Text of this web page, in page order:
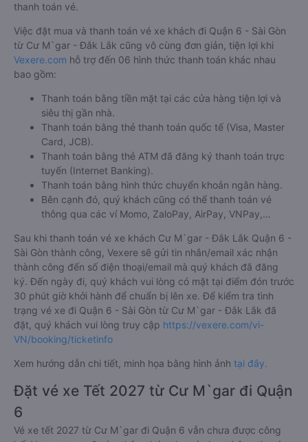
thanh toán vé.
Việc đặt mua và thanh toán vé xe khách đi Quận 6 - Sài Gòn
từ Cư M`gar - Đắk Lắk cũng vô cùng đơn giản, tiện lợi khi
Vexere.com hỗ trợ đến 06 hình thức thanh toán khác nhau
bao gồm:
Thanh toán bằng tiền mặt tại các cửa hàng tiện lợi và
siêu thị gần nhà.
Thanh toán bằng thẻ thanh toán quốc tế (Visa, Master
Card, JCB).
Thanh toán bằng thẻ ATM đã đăng ký thanh toán trực
tuyến (Internet Banking).
Thanh toán bằng hình thức chuyển khoản ngân hàng.
Bên cạnh đó, quý khách cũng có thể thanh toán vé
thông qua các ví Momo, ZaloPay, AirPay, VNPay,…
Sau khi thanh toán vé xe khách Cư M`gar - Đắk Lắk Quận 6 -
Sài Gòn thành công, Vexere sẽ gửi tin nhắn/email xác nhận
thành công đến số điện thoại/email mà quý khách đã đăng
ký. Đến ngày đi, quý khách vui lòng có mặt tại điểm đón trước
30 phút giờ khởi hành để chuẩn bị lên xe. Để kiểm tra tình
trạng vé xe đi Quận 6 - Sài Gòn từ Cư M`gar - Đắk Lắk đã
đặt, quý khách vui lòng truy cập https://vexere.com/vi-
VN/booking/ticketinfo
Xem hướng dẫn chi tiết, minh họa bằng hình ảnh tại đây.
Đặt vé xe Tết 2027 từ Cư M`gar đi Quận
6
Vé xe tết 2027 từ Cư M`gar đi Quận 6 vẫn chưa được công